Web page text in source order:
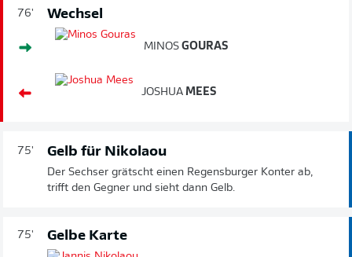
76' Wechsel
MINOS GOURAS
JOSHUA MEES
75' Gelb für Nikolaou
Der Sechser grätscht einen Regensburger Konter ab,
trifft den Gegner und sieht dann Gelb.
75' Gelbe Karte